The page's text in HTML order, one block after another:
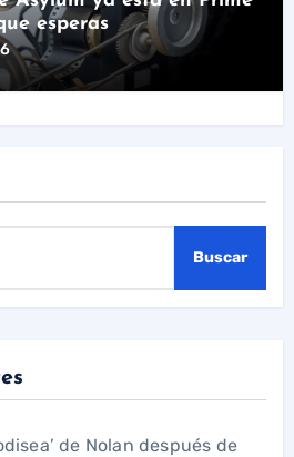
esperas
Buscar
de Nolan después de